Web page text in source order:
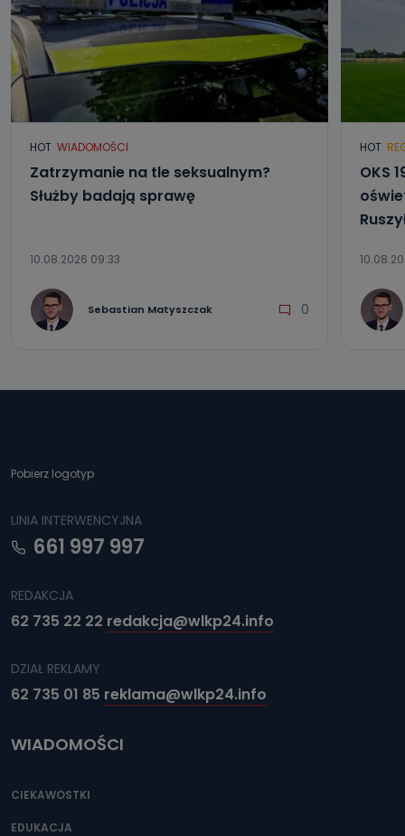
HOT WIADOMOŚCI
Zatrzymanie na tle seksualnym?
Służby badają sprawę
10.08.2026 09:33
Sebastian Matyszczak 0
HOT
OKS
Pobierz logotyp
LINIA INTERWENCYJNA
661 997 997
REDAKCJA
62 735 22 22 redakcja@wlkp24.info
DZIAŁ REKLAMY
62 735 01 85 reklama@wlkp24.info
WIADOMOŚCI
CIEKAWOSTKI
EDUKACJA